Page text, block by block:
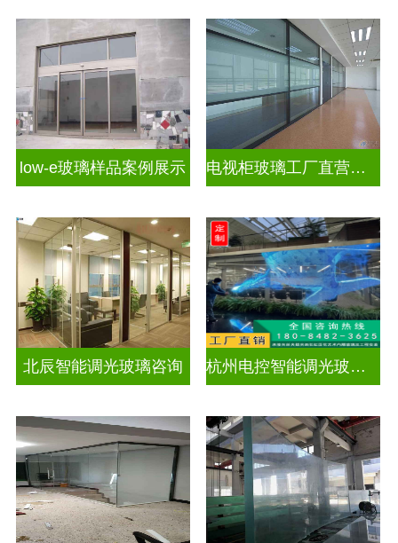
low-e玻璃样品案例展示 电视柜玻璃工厂直营生产
北辰智能调光玻璃咨询 杭州电控智能调光玻璃厂招聘